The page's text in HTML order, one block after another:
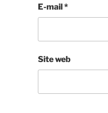
E-mail*
Site web